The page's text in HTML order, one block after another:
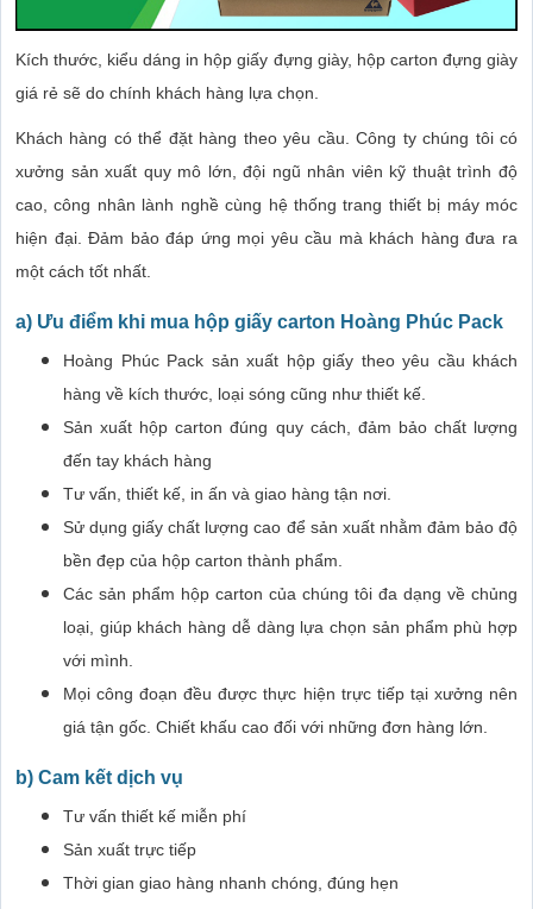
Kích thước, kiểu dáng in hộp giấy đựng giày, hộp carton đựng giày
giá rẻ sẽ do chính khách hàng lựa chọn.
Khách hàng có thể đặt hàng theo yêu cầu. Công ty chúng tôi có
xưởng sản xuất quy mô lớn, đội ngũ nhân viên kỹ thuật trình độ
cao, công nhân lành nghề cùng hệ thống trang thiết bị máy móc
hiện đại. Đảm bảo đáp ứng mọi yêu cầu mà khách hàng đưa ra
một cách tốt nhất.
a) Ưu điểm khi mua hộp giấy carton Hoàng Phúc Pack
Hoàng Phúc Pack sản xuất hộp giấy theo yêu cầu khách
hàng về kích thước, loại sóng cũng như thiết kế.
Sản xuất hộp carton đúng quy cách, đảm bảo chất lượng
đến tay khách hàng
Tư vấn, thiết kế, in ấn và giao hàng tận nơi.
Sử dụng giấy chất lượng cao để sản xuất nhằm đảm bảo độ
bền đẹp của hộp carton thành phẩm.
Các sản phẩm hộp carton của chúng tôi đa dạng về chủng
loại, giúp khách hàng dễ dàng lựa chọn sản phẩm phù hợp
với mình.
Mọi công đoạn đều được thực hiện trực tiếp tại xưởng nên
giá tận gốc. Chiết khấu cao đối với những đơn hàng lớn.
b) Cam kết dịch vụ
Tư vấn thiết kế miễn phí
Sản xuất trực tiếp
Thời gian giao hàng nhanh chóng, đúng hẹn